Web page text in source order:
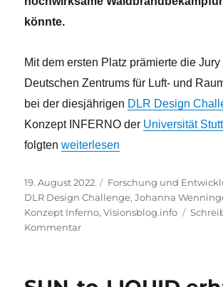
könnte.
Mit dem ersten Platz prämierte die Jury
Deutschen Zentrums für Luft- und
bei der diesjährigen DLR Design
Konzept INFERNO der Universität
folgten„Waldbrandbekämpfung aus
weiterlesen
Veröffentlicht
am
19. August 2022 Kategorien
Forschung und
DLR Design Challenge,Johanna
Konzept Inferno,Visionsblog.info
Kommentarzu